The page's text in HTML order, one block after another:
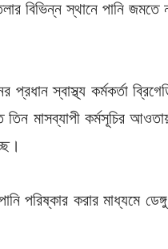
বিভিন্ন স্থানে পানি
প্রধান স্বাস্থ্য কর্মকর্তা
তিন মাসব্যাপী কর্মসূচির
পরিষ্কার করার মাধ্যমে